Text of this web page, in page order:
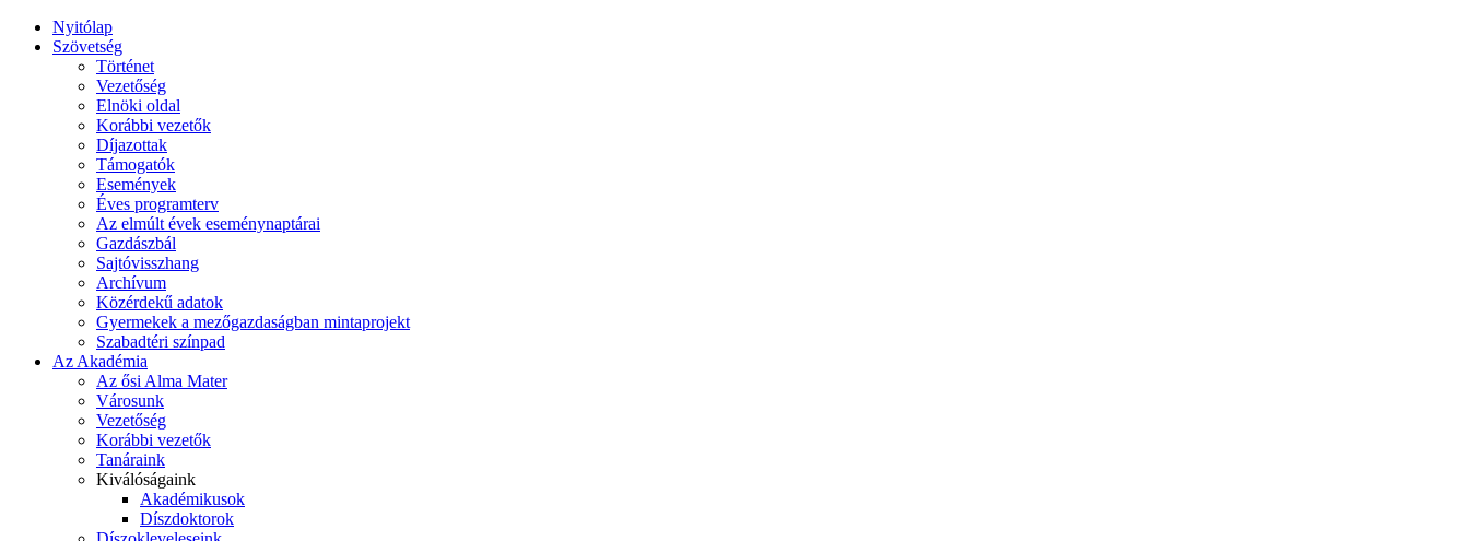
Nyitólap
Szövetség
Történet
Vezetőség
Elnöki oldal
Korábbi vezetők
Díjazottak
Támogatók
Események
Éves programterv
Az elmúlt évek eseménynaptárai
Gazdászbál
Sajtóvisszhang
Archívum
Közérdekű adatok
Gyermekek a mezőgazdaságban mintaprojekt
Szabadtéri színpad
Az Akadémia
Az ősi Alma Mater
Városunk
Vezetőség
Korábbi vezetők
Tanáraink
Kiválóságaink
Akadémikusok
Díszdoktorok